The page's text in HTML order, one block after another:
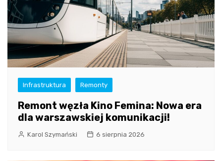
Infrastruktura Remonty
Remont węzła Kino Femina: Nowa era
dla warszawskiej komunikacji!
Karol Szymański 6 sierpnia 2026